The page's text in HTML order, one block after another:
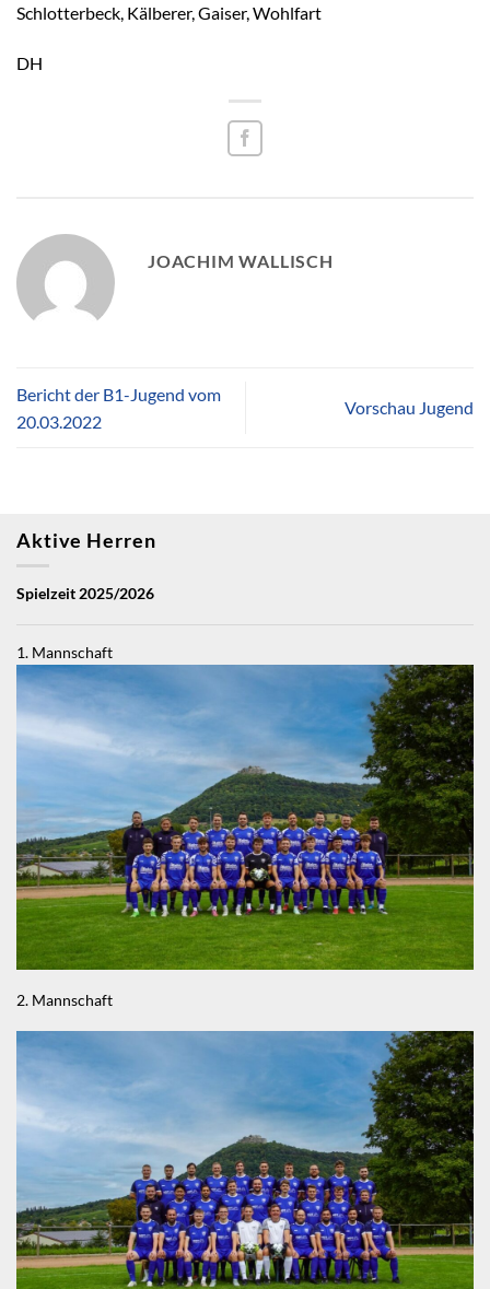
Schlotterbeck, Kälberer, Gaiser, Wohlfart
DH
JOACHIM WALLISCH
Bericht der B1-Jugend vom
20.03.2022
Vorschau Jugend
Aktive Herren
Spielzeit 2025/2026
1. Mannschaft
2. Mannschaft